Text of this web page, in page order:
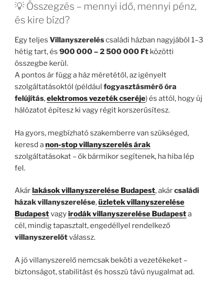
💡 Összegzés – mennyi idő, mennyi pénz,
és kire bízd?
Egy teljes Villanyszereléscsaládi házban nagyjából 1–3
hétig tart, és 900 000 – 2 500 000 Ft közötti
összegbe kerül.
A pontos ár függ a ház méretétől, az igényelt
szolgáltatásoktól (például fogyasztásmérő óra
felújítás,elektromos vezeték cseréje) és attól, hogy új
hálózatot építesz ki vagy régit korszerűsítesz.
Ha gyors, megbízható szakemberre van szükséged,
keresd anon-stop villanyszerelés árak
szolgáltatásokat – ők bármikor segítenek, ha hiba lép
fel.
Akár lakások villanyszerelése Budapest, akárcsaládi
házak villanyszerelése,üzletek villanyszerelése
Budapestvagyirodák villanyszerelése Budapesta
cél, mindig tapasztalt, engedéllyel rendelkező
villanyszerelőtválassz.
A jó villanyszerelő nemcsak beköti a vezetékeket –
biztonságot, stabilitást és hosszú távú nyugalmat ad.